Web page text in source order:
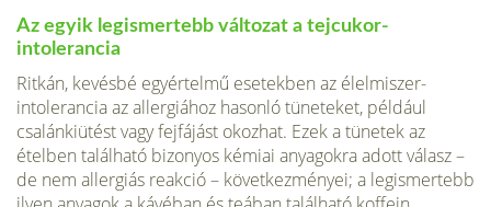
Az egyik legismertebb változat a tejcukor-
intolerancia
Ritkán, kevésbé egyértelmű esetekben az élelmiszer-
intoleran­cia az allergiához hasonló tünete­ket, például
csalánkiütést vagy fejfájást okozhat. Ezek a tünetek az
ételben található bizonyos ké­miai anyagokra adott válasz –
de nem allergiás reakció – következ­ményei; a legismertebb